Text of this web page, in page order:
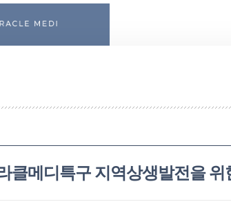
클메디특구 지역상생발전을